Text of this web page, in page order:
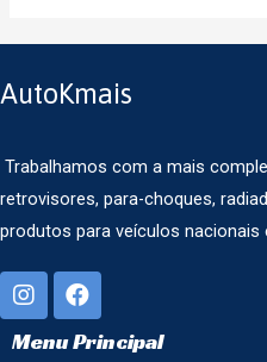
AutoKmais
Trabalhamos com a mais
retrovisores, para-choques,
produtos para veículos nacionais
Menu Principal